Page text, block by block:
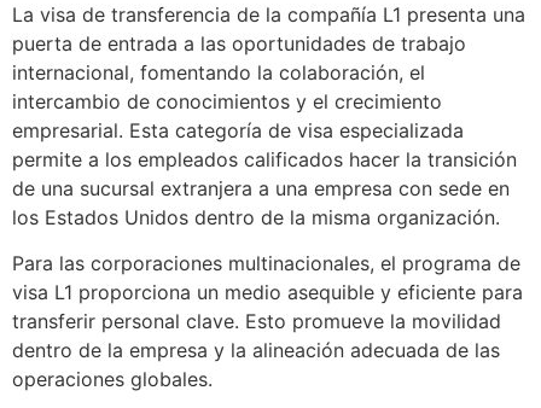
La visa de transferencia de la compañía L1 presenta una
puerta de entrada a las oportunidades de trabajo
internacional, fomentando la colaboración, el
intercambio de conocimientos y el crecimiento
empresarial. Esta categoría de visa especializada
permite a los empleados calificados hacer la transición
de una sucursal extranjera a una empresa con sede en
los Estados Unidos dentro de la misma organización.
Para las corporaciones multinacionales, el programa de
visa L1 proporciona un medio asequible y eficiente para
transferir personal clave. Esto promueve la movilidad
dentro de la empresa y la alineación adecuada de las
operaciones globales.